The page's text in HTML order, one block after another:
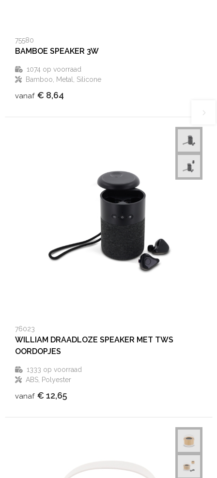
75580
BAMBOE SPEAKER 3W
1074 op voorraad
Bamboo, Metal, Silicone
vanaf € 8,64
76023
WILLIAM DRAADLOZE SPEAKER MET TWS
OORDOPJES
1333 op voorraad
ABS, Polyester
vanaf € 12,65